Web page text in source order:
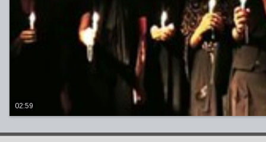
02:59